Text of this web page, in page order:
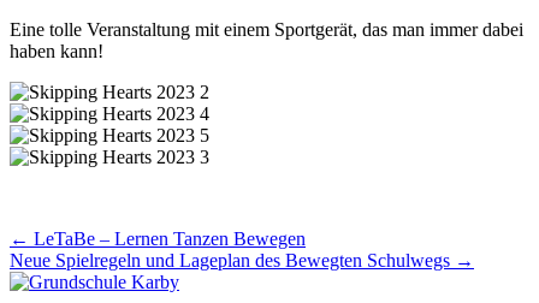
Eine tolle Veranstaltung mit einem Sportgerät, das man immer dabei
haben kann!
Posts
navigation
← LeTaBe – Lernen Tanzen Bewegen
Neue Spielregeln und Lageplan des Bewegten Schulwegs →